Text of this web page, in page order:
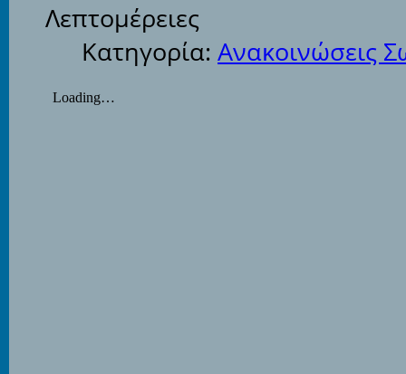
Λεπτομέρειες
Κατηγορία: Ανακοινώσεις